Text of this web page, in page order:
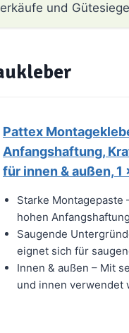
und
Pattex
Anfangshaftung,
für innen & außen, 1
Starke
hohen
Saugende
eignet sich für
Innen & außen – Mit
und innen verwendet